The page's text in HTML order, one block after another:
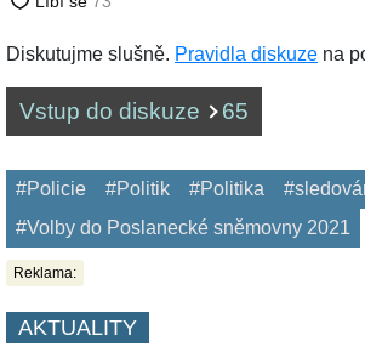
Diskutujme slušně. Pravidla diskuze na
Vstup do diskuze 65
#Policie #Politik #Politika
#Volby do Poslanecké sněmovny 2021
Reklama:
AKTUALITY